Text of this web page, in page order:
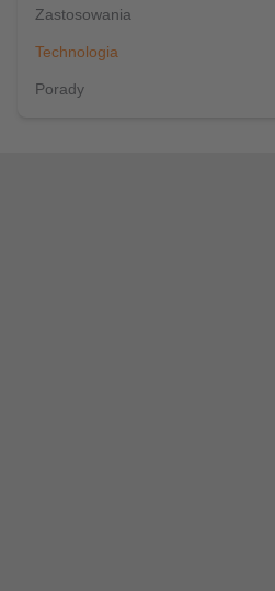
Zastosowania
Technologia
Porady